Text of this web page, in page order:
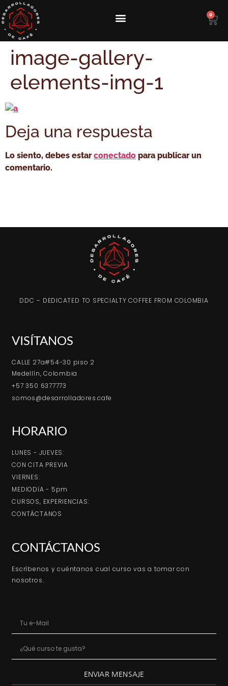
0
image-gallery-
elements-img-1
Deja una respuesta
Lo siento, debes estarconectado para publicar un
comentario.
DDC – DEDICATED TO SPECIALTY COFFEE FROM COLOMBIA
VISÍTANOS
CALLE 27a#54-30 piso 2
Medellín, Colombia
+57 350 6377773
somos@desarrolladores.cafe
HORARIO
LUNES - JUEVES:
CON CITA PREVIA
VIERNES:
MEDIODíA - 5pm
CURSOS, EXPERIENCIAS:
CONTÁCTANOS
CONTÁCTANOS
Escríbenos y cuéntanos cual curso vas a tomar con
nosotros.
ENVIAR MENSAJE